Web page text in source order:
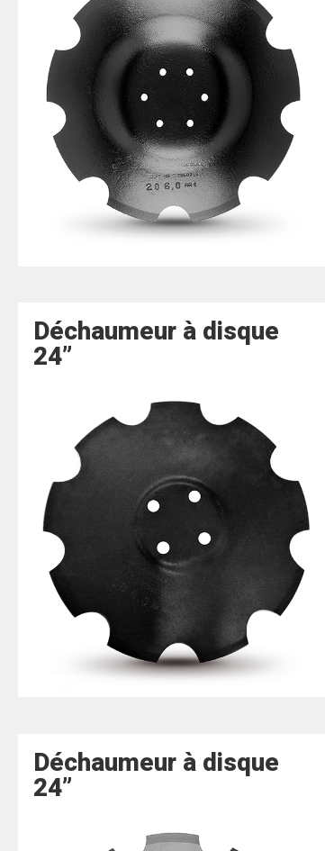
Déchaumeur à disque
24”
Déchaumeur à disque
24”